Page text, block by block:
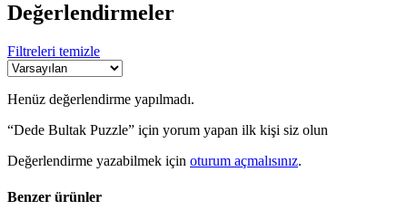
Değerlendirmeler
Filtreleri temizle
Henüz değerlendirme yapılmadı.
“Dede Bultak Puzzle” için yorum yapan ilk kişi siz olun
Değerlendirme yazabilmek için oturum açmalısınız.
Benzer ürünler